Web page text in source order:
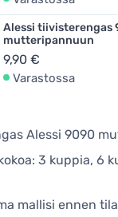
Alessi tiivisterengas
mutteripannuun
9,90 €
Varastossa
Alessi 9090
3 kuppia, 6
mallisi ennen